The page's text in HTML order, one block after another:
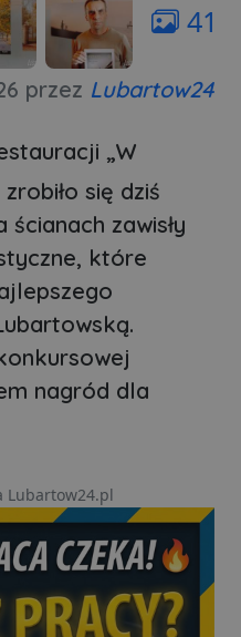
41
przez Lubartow24
„W
się dziś
zawisły
które
nagród dla
Lubartow24.pl